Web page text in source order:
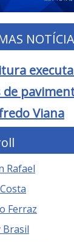
Viana
Rafael
Ferraz
Brasil